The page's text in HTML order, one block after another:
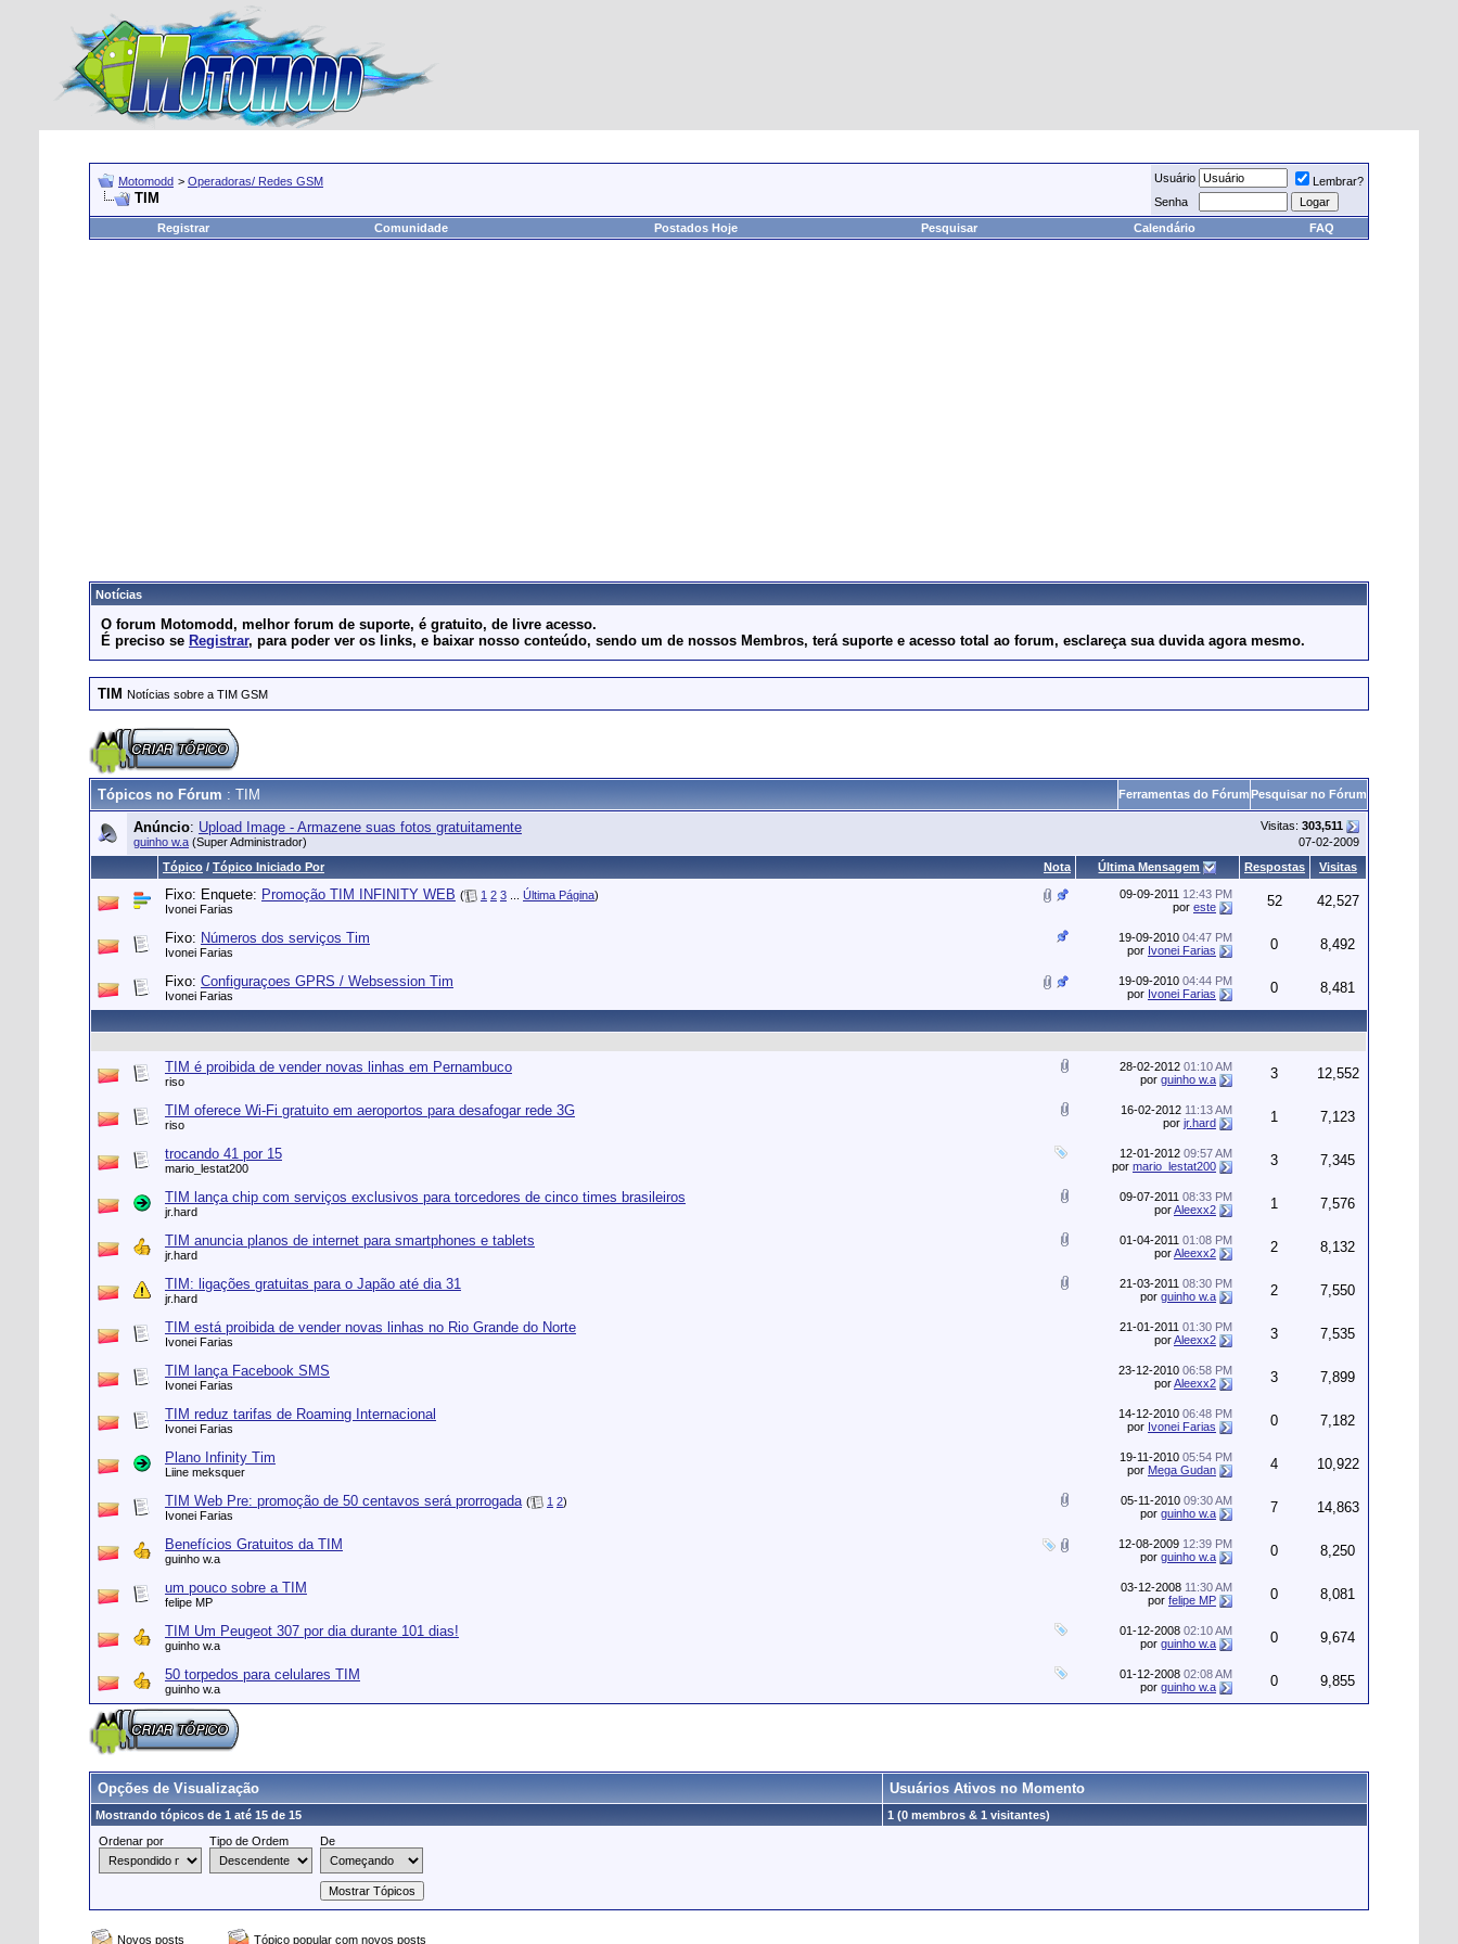
Motomodd > Operadoras/ Redes GSM
TIM
Usuário
Lembrar?
Senha
Registrar
Comunidade Postados Hoje Pesquisar Calendário FAQ
Notícias
O forum Motomodd, melhor forum de suporte, é gratuito, de livre acesso.
É preciso se Registrar, para poder ver os links, e baixar nosso conteúdo, sendo um de nossos Membros, terá suporte e acesso total ao forum, esclareça sua duvida agora mesmo.
TIM Notícias sobre a TIM GSM
Tópicos no Fórum : TIM Ferramentas do FórumPesquisar no Fórum
Visitas: 303,511
Anúncio: Upload Image - Armazene suas fotos gratuitamente
07-02-2009
guinho w.a(Super Administrador)
Nota
Tópico / Tópico Iniciado Por Última Mensagem Respostas Visitas
Fixo: Enquete: Promoção TIM INFINITY WEB ( 1 2 3... Última Página)
Ivonei Farias
09-09-2011 12:43 PM
por este 52 42,527
Fixo: Números dos serviços Tim
Ivonei Farias
19-09-2010 04:47 PM
por Ivonei Farias 0 8,492
Fixo: Configuraçoes GPRS / Websession Tim
Ivonei Farias
19-09-2010 04:44 PM
por Ivonei Farias 0 8,481
TIM é proibida de vender novas linhas em Pernambuco
riso
28-02-2012 01:10 AM
por guinho w.a 3 12,552
TIM oferece Wi-Fi gratuito em aeroportos para desafogar rede 3G
riso
16-02-2012 11:13 AM
por jr.hard 1 7,123
trocando 41 por 15
mario_lestat200
12-01-2012 09:57 AM
por mario_lestat200 3 7,345
TIM lança chip com serviços exclusivos para torcedores de cinco times brasileiros
jr.hard
09-07-2011 08:33 PM
porAleexx2 1 7,576
TIM anuncia planos de internet para smartphones e tablets
jr.hard
01-04-2011 01:08 PM
porAleexx2 2 8,132
TIM: ligações gratuitas para o Japão até dia 31
jr.hard
21-03-2011 08:30 PM
por guinho w.a 2 7,550
TIM está proibida de vender novas linhas no Rio Grande do Norte
Ivonei Farias
21-01-2011 01:30 PM
porAleexx2 3 7,535
TIM lança Facebook SMS
Ivonei Farias
23-12-2010 06:58 PM
porAleexx2 3 7,899
TIM reduz tarifas de Roaming Internacional
Ivonei Farias
14-12-2010 06:48 PM
por Ivonei Farias 0 7,182
Plano Infinity Tim
Liine meksquer
19-11-2010 05:54 PM
por Mega Gudan 4 10,922
TIM Web Pre: promoção de 50 centavos será prorrogada ( 1 2)
Ivonei Farias
05-11-2010 09:30 AM
por guinho w.a 7 14,863
Benefícios Gratuitos da TIM
guinho w.a
12-08-2009 12:39 PM
por guinho w.a 0 8,250
um pouco sobre a TIM
felipe MP
03-12-2008 11:30 AM
por felipe MP 0 8,081
TIM Um Peugeot 307 por dia durante 101 dias!
guinho w.a
01-12-2008 02:10 AM
por guinho w.a 0 9,674
50 torpedos para celulares TIM
guinho w.a
01-12-2008 02:08 AM
por guinho w.a 0 9,855
Opções de Visualização Usuários Ativos no Momento
Mostrando tópicos de 1 até 15 de 15
1 (0 membros & 1 visitantes)
Ordenar por
Tipo de Ordem De
Novos posts Tópico popular com novos posts